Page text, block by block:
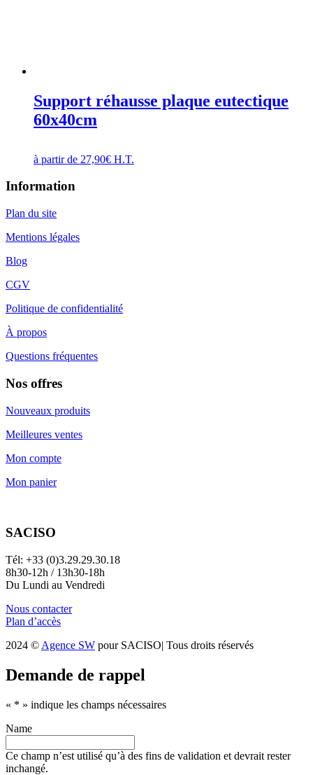
Support réhausse plaque eutectique
60x40cm
à partir de 27,90€ H.T.
Information
Plan du site
Mentions légales
Blog
CGV
Politique de confidentialité
À propos
Questions fréquentes
Nos offres
Nouveaux produits
Meilleures ventes
Mon compte
Mon panier
SACISO
Tél: +33 (0)3.29.29.30.18
8h30-12h / 13h30-18h
Du Lundi au Vendredi
Nous contacter
Plan d’accès
2024 © Agence SW pour SACISO| Tous droits réservés
Demande de rappel
« * » indique les champs nécessaires
Name
Ce champ n’est utilisé qu’à des fins de validation et devrait rester
inchangé.